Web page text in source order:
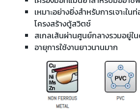
เหมาะอย่างยิ่งสำหรับการเจาะใน
โครงสร้างตู้สวิตช์
สเกลเส้นผ่านศูนย์กลางรวมอยู่ใ
อายุการใช้งานยาวนานมาก